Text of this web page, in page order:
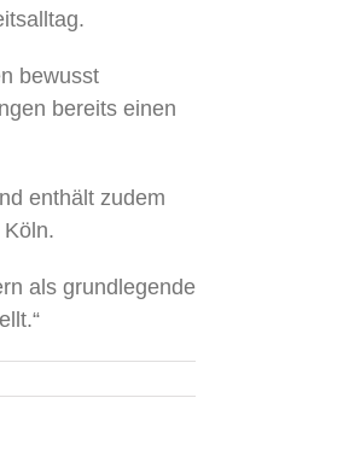
bewusst
bereits einen
enthält zudem
als grundlegende